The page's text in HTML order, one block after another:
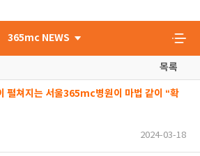
365mc NEWS
목록
펼쳐지는 서울365mc병원이 마법 같이 “확
2024-03-18